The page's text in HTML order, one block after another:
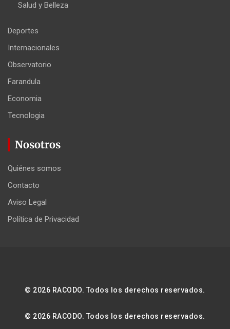
Salud y Belleza
Deportes
Internacionales
Observatorio
Farandula
Economia
Tecnologia
Nosotros
Quiénes somos
Contacto
Aviso Legal
Política de Privacidad